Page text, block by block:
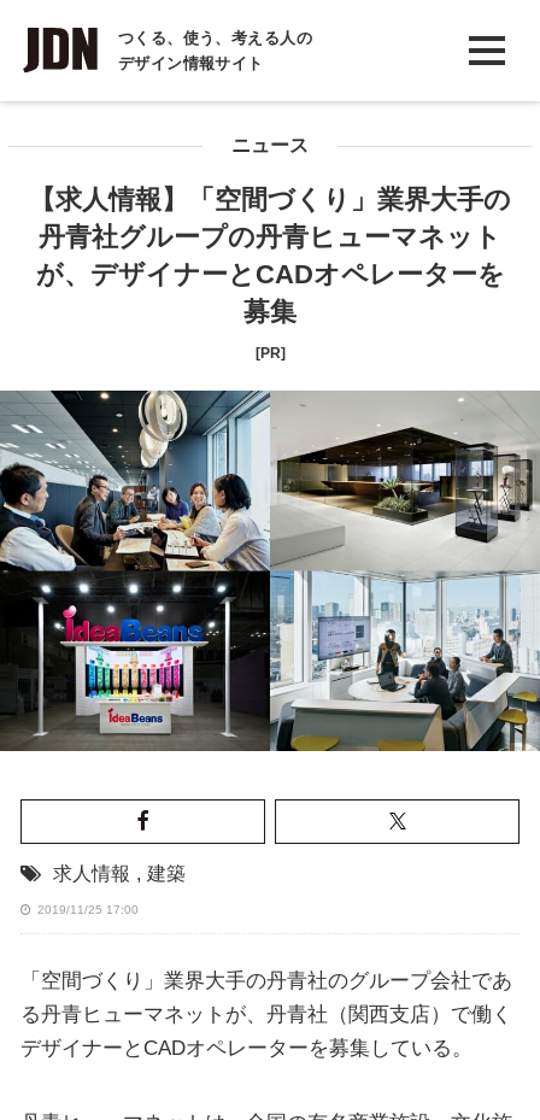
つくる、使う、考える人の
デザイン情報サイト
INTERVIEW
インタビュー
COLUMN
コラム
ニュース
【求人情報】「空間づくり」業界大手の
丹青社グループの丹青ヒューマネット
が、デザイナーとCADオペレーターを
募集
[PR]
求人情報 , 建築
2019/11/25 17:00
「空間づくり」業界大手の丹青社のグループ会社であ
る丹青ヒューマネットが、丹青社（関西支店）で働く
デザイナーとCADオペレーターを募集している。